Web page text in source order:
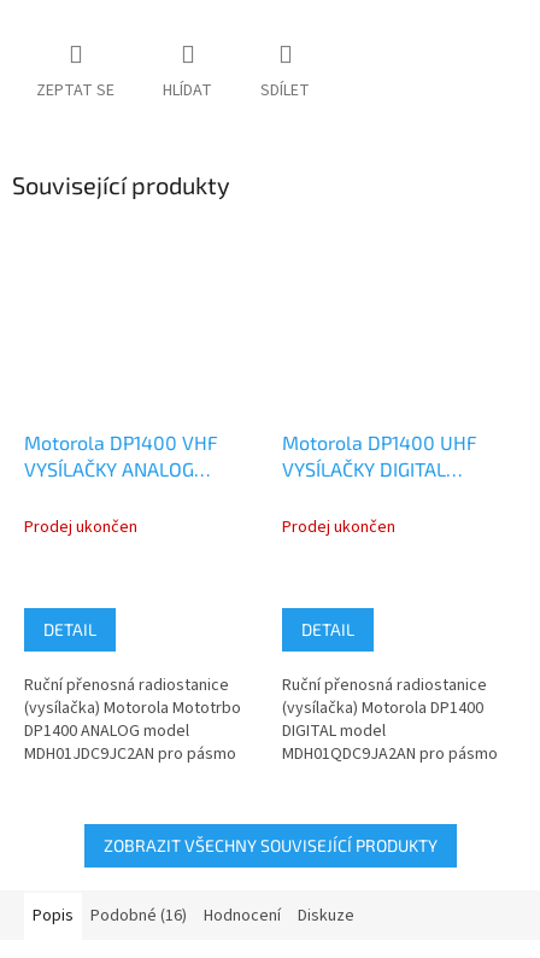
ZEPTAT SE HLÍDAT SDÍLET
Související produkty
Motorola DP1400 VHF
VYSÍLAČKY ANALOG
Prodej ukončen
DETAIL
Ruční přenosná radiostanice
(vysílačka) Motorola Mototrbo
DP1400 ANALOG model
MDH01JDC9JC2AN pro pásmo
Motorola DP1400 UHF
VYSÍLAČKY DIGITAL
MDH01QDC9JA2AN
Prodej ukončen
DETAIL
Ruční přenosná radiostanice
(vysílačka) Motorola DP1400
DIGITAL model
MDH01QDC9JA2AN pro pásmo
ZOBRAZIT VŠECHNY SOUVISEJÍCÍ PRODUKTY
Popis Podobné (16) Hodnocení Diskuze